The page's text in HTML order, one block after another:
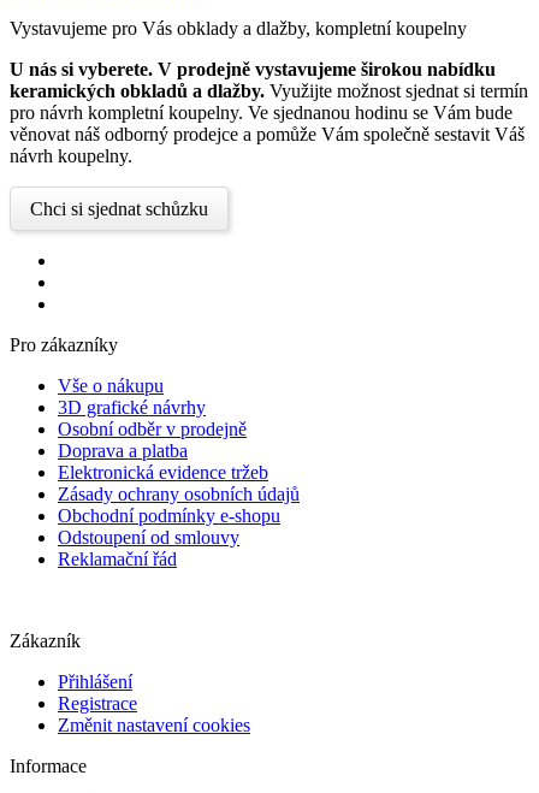
Vystavujeme pro Vás obklady a dlažby, kompletní koupelny
U nás si vyberete. V prodejně vystavujeme širokou nabídku
keramických obkladů a dlažby. Využijte možnost sjednat si termín
pro návrh kompletní koupelny. Ve sjednanou hodinu se Vám bude
věnovat náš odborný prodejce a pomůže Vám společně sestavit Váš
návrh koupelny.
Chci si sjednat schůzku
Pro zákazníky
Vše o nákupu
3D grafické návrhy
Osobní odběr v prodejně
Doprava a platba
Elektronická evidence tržeb
Zásady ochrany osobních údajů
Obchodní podmínky e-shopu
Odstoupení od smlouvy
Reklamační řád
Zákazník
Přihlášení
Registrace
Změnit nastavení cookies
Informace